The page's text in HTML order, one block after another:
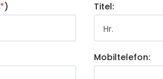
*)
Titel:
Hr.
Mobiltelefon: